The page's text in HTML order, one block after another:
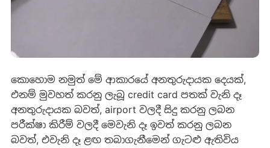
කොහොම නමුත් මේ ආකාරයේ අනතුරුදායක දෙයක්,
එනම් මුවහත් කරනු ලැබූ credit card පතක් වැනි දෑ
අනතුරුදායක බවත්, airport වලදී සිදු කරනු ලබන
පරීක්ෂා කිරීම් වලදී මෙවැනි දෑ ඉවත් කරනු ලබන
බවත්, එවැනි දෑ ළඟ තබාගැනීමෙන් ගැටළු ඇතිවිය